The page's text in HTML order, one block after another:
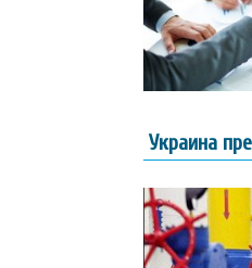
Украина